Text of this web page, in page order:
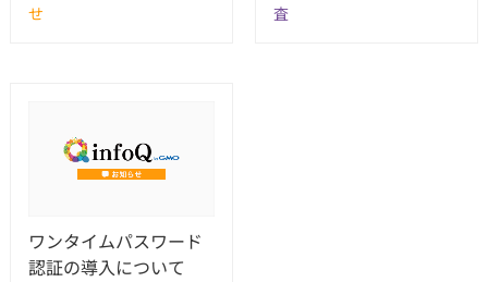
せ
査
ワンタイムパスワード
認証の導入について